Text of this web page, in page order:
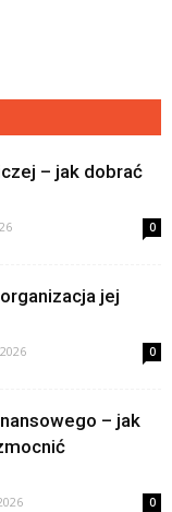
– jak dobrać
0
jej
0
– jak
0